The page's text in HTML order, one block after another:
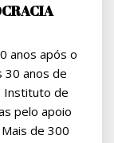
anos após o
30 anos de
Instituto de
pelo apoio
de 300